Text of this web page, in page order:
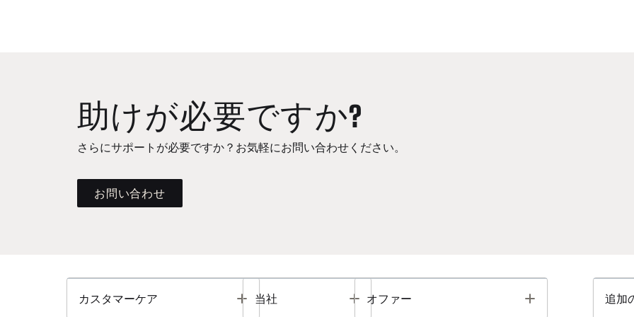
助けが必要ですか?
さらにサポートが必要ですか？お気軽にお問い合わせください。
お問い合わせ
カスタマーケア Toggle
当社 Toggle
オファー Toggle 追加